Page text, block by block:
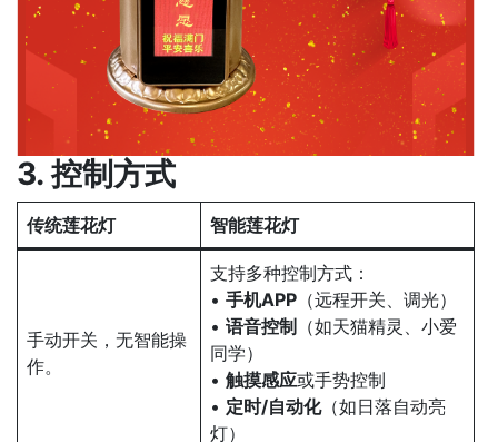
3. 控制方式
传统莲花灯 智能莲花灯
手动开关，无智能操
作。
支持多种控制方式：
• 手机APP （远程开关、调光）
• 语音控制
（如天猫精灵、小爱
同学）
• 触摸感应或手势控制
• 定时/自动化（如日落自动亮
灯）